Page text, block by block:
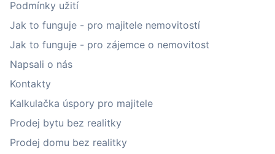
Podmínky užití
Jak to funguje - pro majitele nemovitostí
Jak to funguje - pro zájemce o nemovitost
Napsali o nás
Kontakty
Kalkulačka úspory pro majitele
Prodej bytu bez realitky
Prodej domu bez realitky